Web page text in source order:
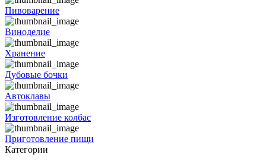
Пивоварение
Виноделие
Хранение
Дубовые бочки
Автоклавы
Изготовление колбас
Приготовление пищи
Категории